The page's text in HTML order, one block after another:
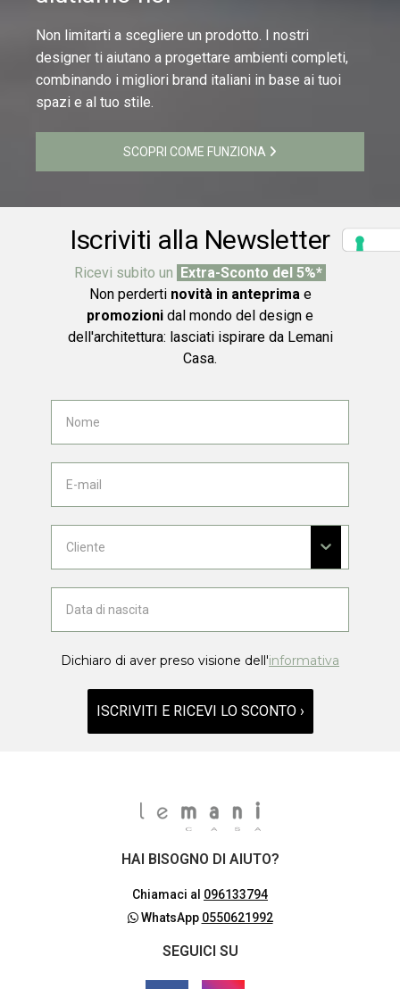
Non limitarti a scegliere un prodotto. I nostri
designer ti aiutano a progettare ambienti completi,
combinando i migliori brand italiani in base ai tuoi
spazi e al tuo stile.
SCOPRI COME FUNZIONA
Iscriviti alla Newsletter
Ricevi subito un Extra-Sconto del 5%*
Non perderti novità in anteprimae
promozioni dal mondo del design e
dell'architettura: lasciati ispirare da Lemani
Casa.
Dichiaro di aver preso visione dell'informativa
ISCRIVITI E RICEVI LO SCONTO ›
HAI BISOGNO DI AIUTO?
Chiamaci al 096133794
WhatsApp 0550621992
SEGUICI SU